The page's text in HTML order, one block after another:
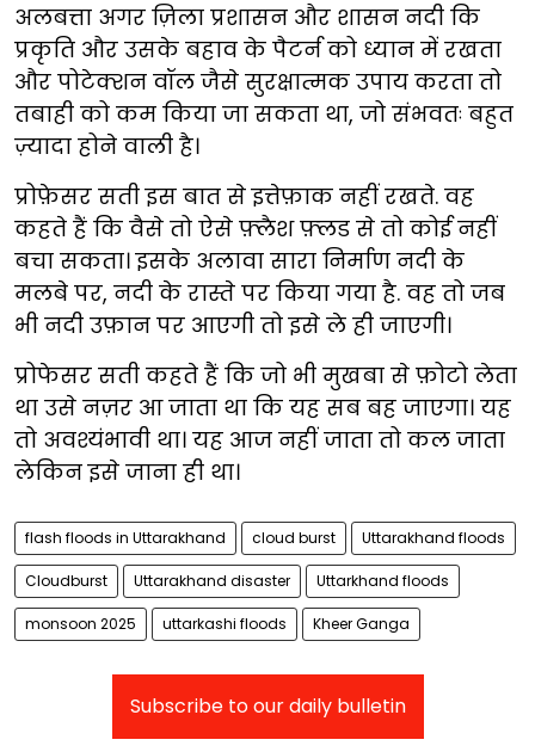
अलबत्ता अगर ज़िला प्रशासन और शासन नदी कि
प्रकृति और उसके बहाव के पैटर्न को ध्यान में रखता
और पोटेक्शन वॉल जैसे सुरक्षात्मक उपाय करता तो
तबाही को कम किया जा सकता था, जो संभवतः बहुत
ज़्यादा होने वाली है।
प्रोफ़ेसर सती इस बात से इत्तेफ़ाक नहीं रखते. वह
कहते हैं कि वैसे तो ऐसे फ़्लैश फ़्लड से तो कोई नहीं
बचा सकता। इसके अलावा सारा निर्माण नदी के
मलबे पर, नदी के रास्ते पर किया गया है. वह तो जब
भी नदी उफ़ान पर आएगी तो इसे ले ही जाएगी।
प्रोफेसर सती कहते हैं कि जो भी मुखबा से फ़ोटो लेता
था उसे नज़र आ जाता था कि यह सब बह जाएगा। यह
तो अवश्यंभावी था। यह आज नहीं जाता तो कल जाता
लेकिन इसे जाना ही था।
flash floods in Uttarakhand cloud burst Uttarakhand floods
Cloudburst Uttarakhand disaster Uttarkhand floods
monsoon 2025 uttarkashi floods Kheer Ganga
Subscribe to our daily bulletin